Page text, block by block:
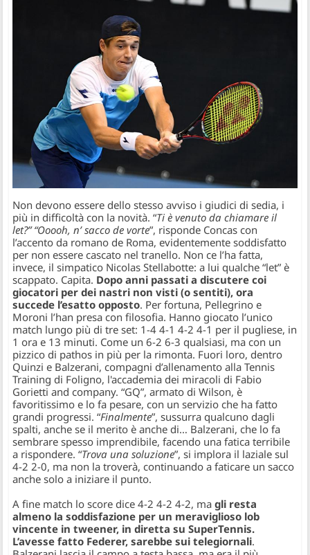
Non devono essere dello stesso avviso i giudici di sedia, i
più in difficoltà con la novità. “Ti è venuto da chiamare il
let?” “Ooooh, n’ sacco de vorte”, risponde Concas con
l’accento da romano de Roma, evidentemente soddisfatto
per non essere cascato nel tranello. Non ce l’ha fatta,
invece, il simpatico Nicolas Stellabotte: a lui qualche “let” è
scappato. Capita. Dopo anni passati a discutere coi
giocatori per dei nastri non visti (o sentiti), ora
succede l’esatto opposto. Per fortuna, Pellegrino e
Moroni l’han presa con filosofia. Hanno giocato l’unico
match lungo più di tre set: 1-4 4-1 4-2 4-1 per il pugliese, in
1 ora e 13 minuti. Come un 6-2 6-3 qualsiasi, ma con un
pizzico di pathos in più per la rimonta. Fuori loro, dentro
Quinzi e Balzerani, compagni d’allenamento alla Tennis
Training di Foligno, l'accademia dei miracoli di Fabio
Gorietti and company. “GQ”, armato di Wilson, è
favoritissimo e lo fa pesare, con un servizio che ha fatto
grandi progressi. “Finalmente”, sussurra qualcuno dagli
spalti, anche se il merito è anche di… Balzerani, che lo fa
sembrare spesso imprendibile, facendo una fatica terribile
a rispondere. “Trova una soluzione”, si implora il laziale sul
4-2 2-0, ma non la troverà, continuando a faticare un sacco
anche solo a iniziare il punto.
A fine match lo score dice 4-2 4-2 4-2, magli resta
almeno la soddisfazione per un meraviglioso lob
vincente in tweener, in diretta su SuperTennis.
L’avesse fatto Federer, sarebbe sui telegiornali.